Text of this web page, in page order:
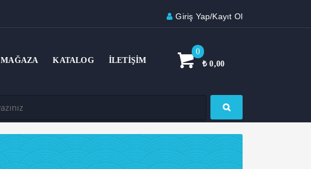
Giriş Yap/Kayıt Ol
MAĞAZA KATALOG İLETIŞIM
0
₺ 0,00